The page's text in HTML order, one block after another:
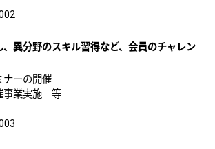
異分野のスキル習得など、会員のチャレン
ナーの開催
事業実施 等